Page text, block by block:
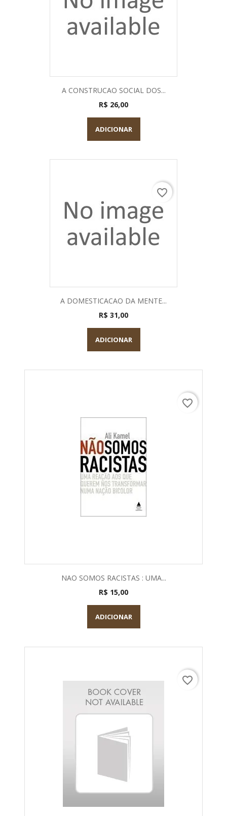
A CONSTRUCAO SOCIAL DOS...
R$ 26,00
ADICIONAR
A DOMESTICACAO DA MENTE...
R$ 31,00
ADICIONAR
favorite_border
NAO SOMOS RACISTAS : UMA...
R$ 15,00
ADICIONAR
favorite_border
favorite_border